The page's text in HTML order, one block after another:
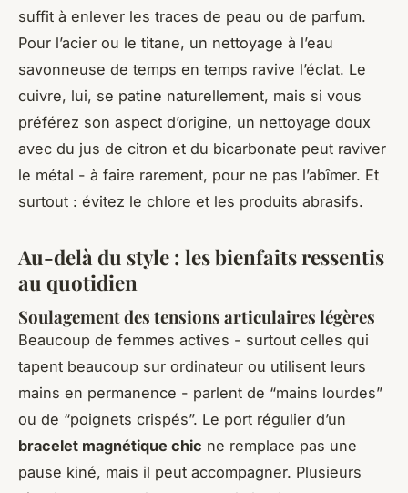
suffit à enlever les traces de peau ou de parfum.
Pour l’acier ou le titane, un nettoyage à l’eau
savonneuse de temps en temps ravive l’éclat. Le
cuivre, lui, se patine naturellement, mais si vous
préférez son aspect d’origine, un nettoyage doux
avec du jus de citron et du bicarbonate peut raviver
le métal - à faire rarement, pour ne pas l’abîmer. Et
surtout : évitez le chlore et les produits abrasifs.
Au-delà du style : les bienfaits ressentis
au quotidien
Soulagement des tensions articulaires légères
Beaucoup de femmes actives - surtout celles qui
tapent beaucoup sur ordinateur ou utilisent leurs
mains en permanence - parlent de “mains lourdes”
ou de “poignets crispés”. Le port régulier d’un
bracelet magnétique chic ne remplace pas une
pause kiné, mais il peut accompagner. Plusieurs